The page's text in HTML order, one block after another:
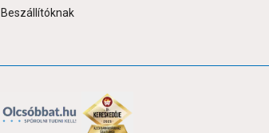
Beszállítóknak